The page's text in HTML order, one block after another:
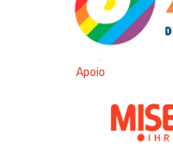
Apoio